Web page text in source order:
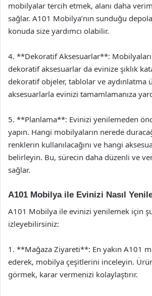
mobilyalar tercih etmek, alanı daha
sağlar. A101 Mobilya’nın sunduğu
konuda size yardımcı olabilir.
4. **Dekoratif Aksesuarlar**:
dekoratif aksesuarlar da evinize şıklık
dekoratif objeler, tablolar ve aydınlatma
aksesuarlarla evinizi tamamlamanıza
5. **Planlama**: Evinizi yenilemeden
yapın. Hangi mobilyaların nerede
renklerin kullanılacağını ve hangi
belirleyin. Bu, sürecin daha düzenli ve
sağlar.
A101 Mobilya ile Evinizi Nasıl
A101 Mobilya ile evinizi yenilemek için şu
izleyebilirsiniz:
1. **Mağaza Ziyareti**: En yakın A101
ederek, mobilya çeşitlerini inceleyin.
görmek, karar vermenizi kolaylaştırır.